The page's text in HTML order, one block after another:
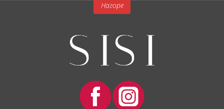
Нагоре